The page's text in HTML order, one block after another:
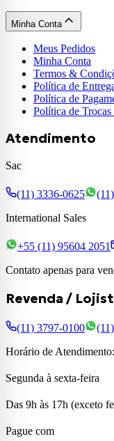
Minha Conta
Meus Pedidos
Minha Conta
Termos &
Política de
Política de
Política de
Atendimento
Sac
(11) 3336-0625
International Sales
+55 (11) 95604 2051
Contato apenas para
Revenda /
(11) 3797-0100
Horário de Atendimento:
Segunda à sexta-feira
Das 9h às 17h (exceto
Pague com